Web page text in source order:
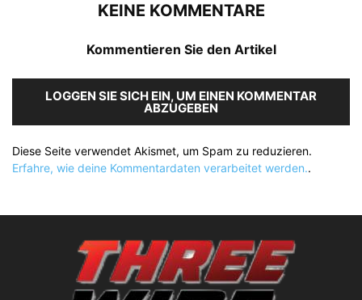
KEINE KOMMENTARE
Kommentieren Sie den Artikel
LOGGEN SIE SICH EIN, UM EINEN KOMMENTAR
ABZUGEBEN
Diese Seite verwendet Akismet, um Spam zu reduzieren.
Erfahre, wie deine Kommentardaten verarbeitet werden..